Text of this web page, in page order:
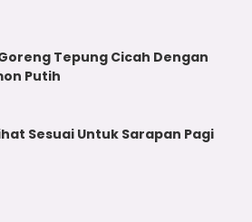
Tepung Cicah Dengan
Putih
Sesuai Untuk Sarapan Pagi